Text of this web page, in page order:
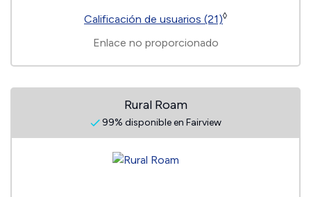
Calificación de usuarios (21)◊
Enlace no proporcionado
Rural Roam
99% disponible en Fairview